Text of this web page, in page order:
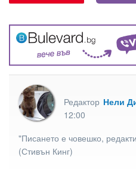
Редактор Нели
12:00
"Писането е човешко,
(Стивън Кинг)